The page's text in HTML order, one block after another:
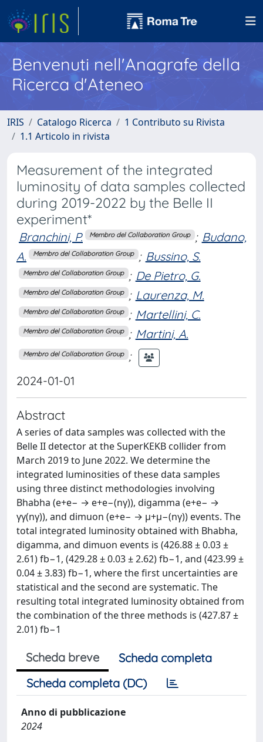
Benvenuti nell'Anagrafe della
Ricerca d'Ateneo
IRIS Catalogo Ricerca
1 Contributo su Rivista
1.1 Articolo in rivista
Measurement of the integrated
luminosity of data samples collected
during 2019-2022 by the Belle II
experiment*
Branchini, P. Membro del Collaboration Group ; Budano,
A.
Membro del Collaboration Group ; Bussino, S.
Membro del Collaboration Group ; De Pietro, G.
Membro del Collaboration Group ; Laurenza, M.
Membro del Collaboration Group ; Martellini, C.
Membro del Collaboration Group ; Martini, A.
Membro del Collaboration Group ;
2024-01-01
Abstract
A series of data samples was collected with the
Belle II detector at the SuperKEKB collider from
March 2019 to June 2022. We determine the
integrated luminosities of these data samples
using three distinct methodologies involving
Bhabha (e+e− → e+e−(nγ)), digamma (e+e− →
γγ(nγ)), and dimuon (e+e− → µ+µ−(nγ)) events. The
total integrated luminosity obtained with Bhabha,
digamma, and dimuon events is (426.88 ± 0.03 ±
2.61) fb−1, (429.28 ± 0.03 ± 2.62) fb−1, and (423.99 ±
0.04 ± 3.83) fb−1, where the first uncertainties are
statistical and the second are systematic. The
resulting total integrated luminosity obtained from
the combination of the three methods is (427.87 ±
2.01) fb−1
Scheda breve
Scheda completa
Scheda completa (DC)
Anno di pubblicazione
2024